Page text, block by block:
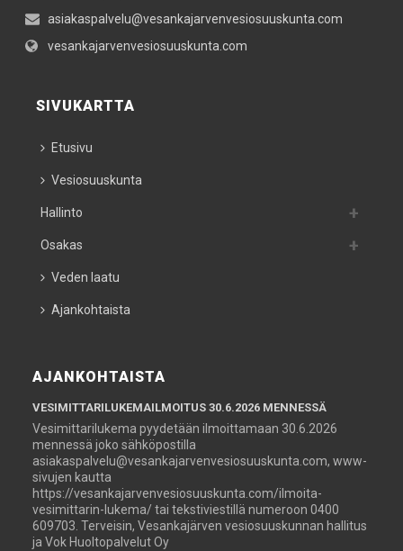
asiakaspalvelu@vesankajarvenvesiosuuskunta.com
vesankajarvenvesiosuuskunta.com
SIVUKARTTA
Etusivu
Vesiosuuskunta
Hallinto
Osakas
Veden laatu
Ajankohtaista
AJANKOHTAISTA
VESIMITTARILUKEMAILMOITUS 30.6.2026 MENNESSÄ
Vesimittarilukema pyydetään ilmoittamaan 30.6.2026
mennessä joko sähköpostilla
asiakaspalvelu@vesankajarvenvesiosuuskunta.com, www-
sivujen kautta
https://vesankajarvenvesiosuuskunta.com/ilmoita-
vesimittarin-lukema/ tai tekstiviestillä numeroon 0400
609703. Terveisin, Vesankajärven vesiosuuskunnan hallitus
ja Vok Huoltopalvelut Oy